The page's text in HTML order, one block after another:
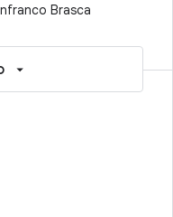
Brasca